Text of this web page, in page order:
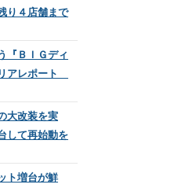
り４店舗まで
『ＢＩＧディ
アレポート
大改装を実
して再始動を
ト増台が鮮